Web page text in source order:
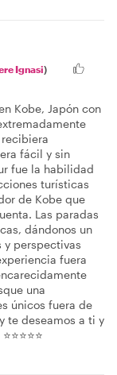
Ignasi)
Kobe, Japón con
fácil y sin
fue la habilidad
turísticas
de Kobe que
Las paradas
dándonos un
y perspectivas
fuera
una
únicos fuera de
te deseamos a ti y